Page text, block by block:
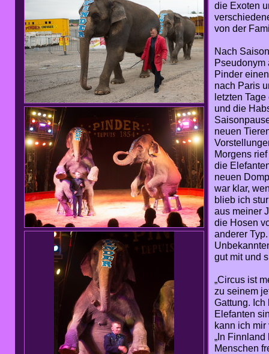
die Exoten
von der
Nach
Pseudonym
Pinder
nach Paris
letzten
und die
neuen
Morgens
die
neuen
war klar,
blieb ich
aus meiner
die Hosen
anderer
gut mit und
„Circus ist
zu seinem
Gattung. Ich
Elefanten
kann ich
„In
Menschen